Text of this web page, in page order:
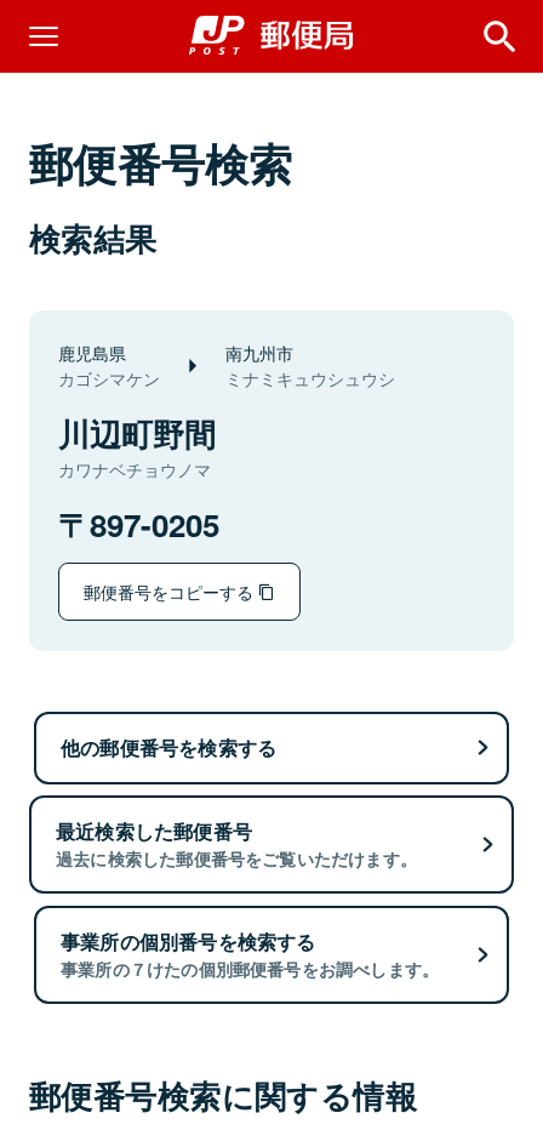
郵便番号検索
検索結果
鹿児島県
カゴシマケン
南九州市
ミナミキュウシュウシ
川辺町野間
カワナベチョウノマ
897-0205
郵便番号をコピーする
他の郵便番号を検索する
最近検索した郵便番号
過去に検索した郵便番号をご覧いただけます。
事業所の個別番号を検索する
事業所の７けたの個別郵便番号をお調べします。
郵便番号検索に関する情報